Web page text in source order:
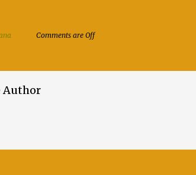
Comments are Off
Author